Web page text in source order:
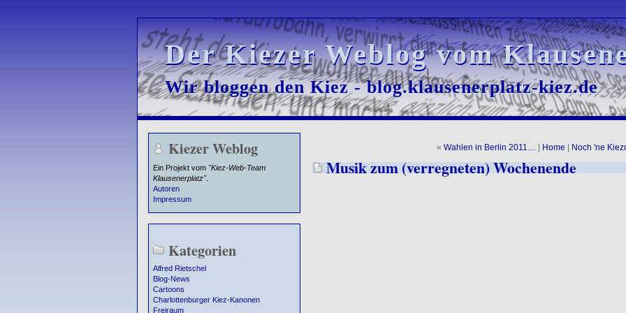
Der Kiezer Weblog vom
Der Kiezer Weblog vom
Wir bloggen den Kiez - blog.klausenerplatz-kiez.de
Wir bloggen den Kiez - blog.klausenerplatz-kiez.de
Kiezer Weblog
Ein Projekt vom "Kiez-Web-Team
Klausenerplatz".
Autoren
Impressum
Kategorien
Alfred Rietschel
Blog-News
Cartoons
Charlottenburger Kiez-Kanonen
Freiraum
« Wahlen in Berlin 2011… Home Noch 'ne
Musik zum (verregneten) Wochenende